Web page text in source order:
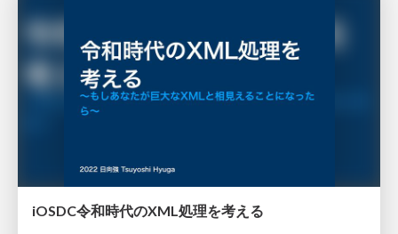
iOSDC令和時代のXML処理を考える